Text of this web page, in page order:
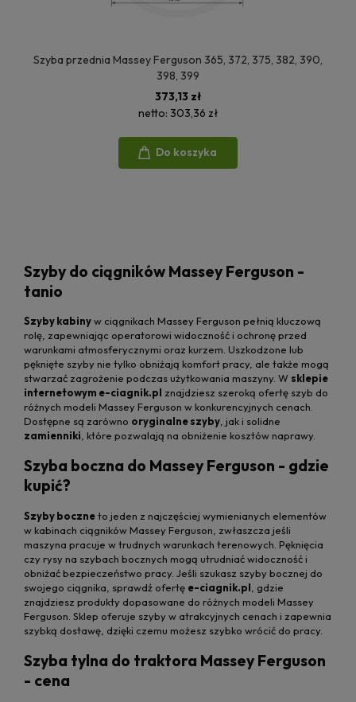
Szyba przednia Massey Ferguson 365, 372, 375, 382, 390,
398, 399
373,13 zł
netto: 303,36 zł
Do koszyka
Szyby do ciągników Massey Ferguson -
tanio
Szyby kabinyw ciągnikach Massey Ferguson pełnią kluczową
rolę, zapewniając operatorowi widoczność i ochronę przed
warunkami atmosferycznymi oraz kurzem. Uszkodzone lub
pęknięte szyby nie tylko obniżają komfort pracy, ale także mogą
stwarzać zagrożenie podczas użytkowania maszyny. W sklepie
internetowym e-ciagnik.pl znajdziesz szeroką ofertę szyb do
różnych modeli Massey Ferguson w konkurencyjnych cenach.
Dostępne są zarówno oryginalne szyby , jak i solidne
zamienniki , które pozwalają na obniżenie kosztów naprawy.
Szyba boczna do Massey Ferguson - gdzie
kupić?
Szyby boczneto jeden z najczęściej wymienianych elementów
w kabinach ciągników Massey Ferguson, zwłaszcza jeśli
maszyna pracuje w trudnych warunkach terenowych. Pęknięcia
czy rysy na szybach bocznych mogą utrudniać widoczność i
obniżać bezpieczeństwo pracy. Jeśli szukasz szyby bocznej do
swojego ciągnika, sprawdź ofertę e-ciagnik.pl , gdzie
znajdziesz produkty dopasowane do różnych modeli Massey
Ferguson. Sklep oferuje szyby w atrakcyjnych cenach i zapewnia
szybką dostawę, dzięki czemu możesz szybko wrócić do pracy.
Szyba tylna do traktora Massey Ferguson
- cena